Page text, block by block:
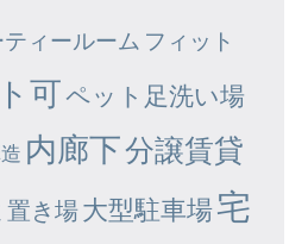
ィールーム フィット
可ペット足洗い場
内廊下分譲賃貸
置き場大型駐車場宅